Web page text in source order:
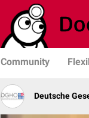
Community
Deutsche